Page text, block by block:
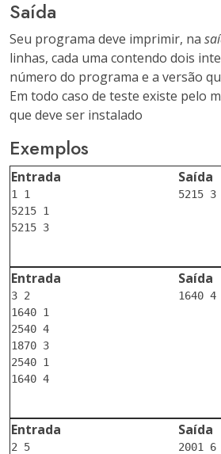
Saída
Seu programa deve imprimir, na
linhas, cada uma contendo dois
número do programa e a versão
Em todo caso de teste existe pelo
que deve ser instalado
Exemplos
Entrada
1 1
5215 1
5215 3
Saída
5215 3
Entrada
3 2
1640 1
2540 4
1870 3
2540 1
1640 4
Saída
1640 4
Entrada
2 5
Saída
2001 6